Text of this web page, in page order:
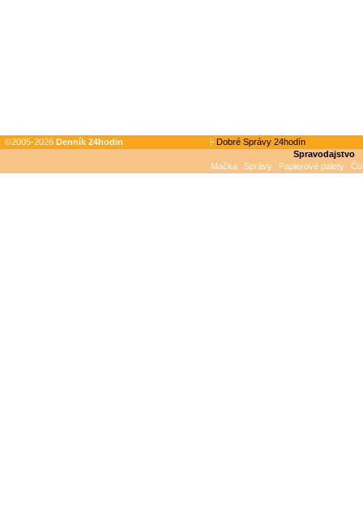
©2005-2026 Denník 24hodin
Dobré Správy 24hodín
Spravodajstvo
Mačka
Správy Papierové palety